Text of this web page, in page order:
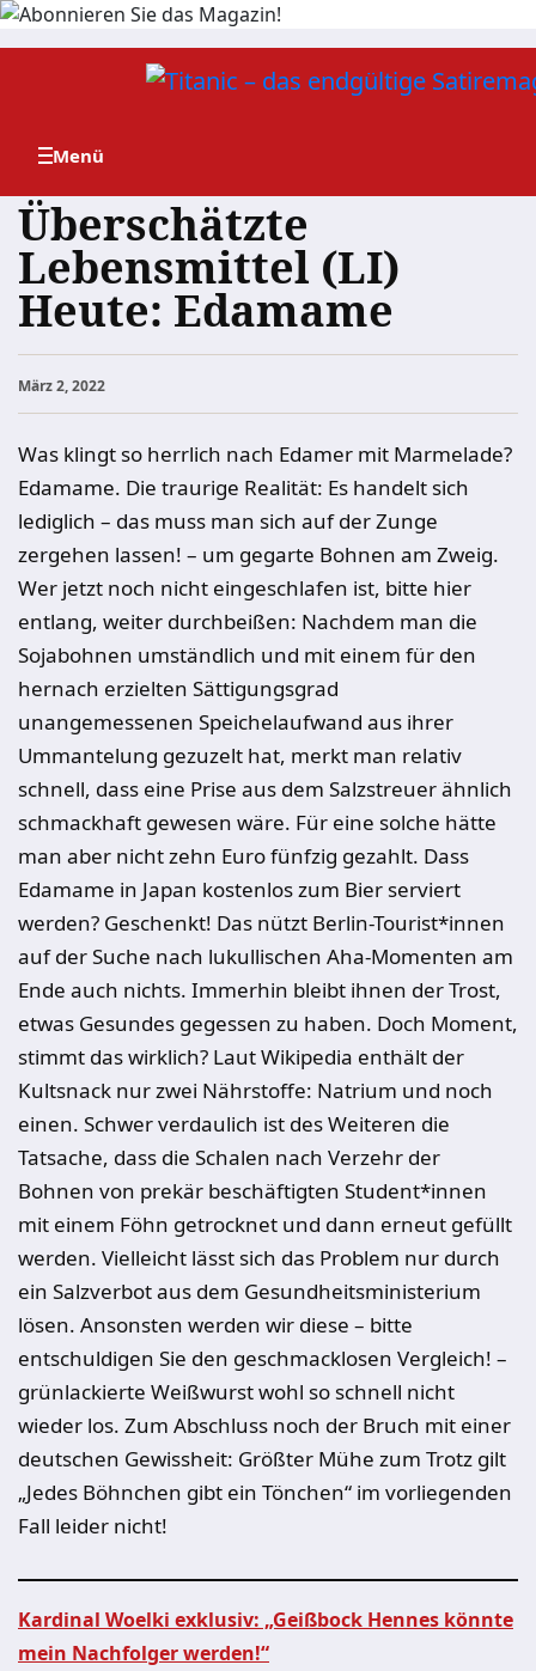
Zum
Überschätzte
Lebensmittel (LI)
Heute: Edamame
März 2, 2022
Was klingt so herrlich nach Edamer mit Marmelade?
Edamame. Die traurige Realität: Es handelt sich
lediglich – das muss man sich auf der Zunge
zergehen lassen! – um gegarte Bohnen am Zweig.
Wer jetzt noch nicht eingeschlafen ist, bitte hier
entlang, weiter durchbeißen: Nachdem man die
Sojabohnen umständlich und mit einem für den
hernach erzielten Sättigungsgrad
unangemessenen Speichelaufwand aus ihrer
Ummantelung gezuzelt hat, merkt man relativ
schnell, dass eine Prise aus dem Salzstreuer ähnlich
schmackhaft gewesen wäre. Für eine solche hätte
man aber nicht zehn Euro fünfzig gezahlt. Dass
Edamame in Japan kostenlos zum Bier serviert
werden? Geschenkt! Das nützt Berlin-Tourist*innen
auf der Suche nach lukullischen Aha-Momenten am
Ende auch nichts. Immerhin bleibt ihnen der Trost,
etwas Gesundes gegessen zu haben. Doch Moment,
stimmt das wirklich? Laut Wikipedia enthält der
Kultsnack nur zwei Nährstoffe: Natrium und noch
einen. Schwer verdaulich ist des Weiteren die
Tatsache, dass die Schalen nach Verzehr der
Bohnen von prekär beschäftigten Student*innen
mit einem Föhn getrocknet und dann erneut gefüllt
werden. Vielleicht lässt sich das Problem nur durch
ein Salzverbot aus dem Gesundheitsministerium
lösen. Ansonsten werden wir diese – bitte
entschuldigen Sie den geschmacklosen Vergleich! –
grünlackierte Weißwurst wohl so schnell nicht
wieder los. Zum Abschluss noch der Bruch mit einer
deutschen Gewissheit: Größter Mühe zum Trotz gilt
„Jedes Böhnchen gibt ein Tönchen“ im vorliegenden
Fall leider nicht!
Kardinal Woelki exklusiv: „Geißbock Hennes könnte
mein Nachfolger werden!“